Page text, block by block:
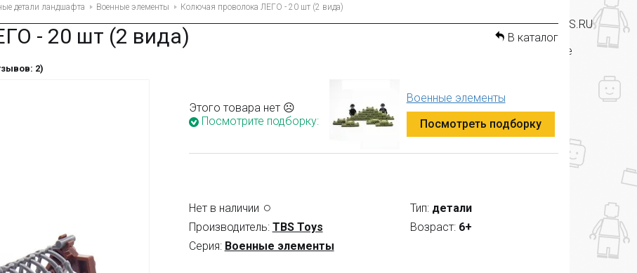
детали ландшафта Военные элементы Колючая проволока ЛЕГО - 20 шт (2 вида)
- 20 шт (2 вида) В каталог
2)
Этого товара нет ☹
Посмотрите подборку:
Военные элементы
Посмотреть подборку
Нет в наличии
Производитель: TBS Toys
Серия: Военные элементы
Тип: детали
Возраст: 6+